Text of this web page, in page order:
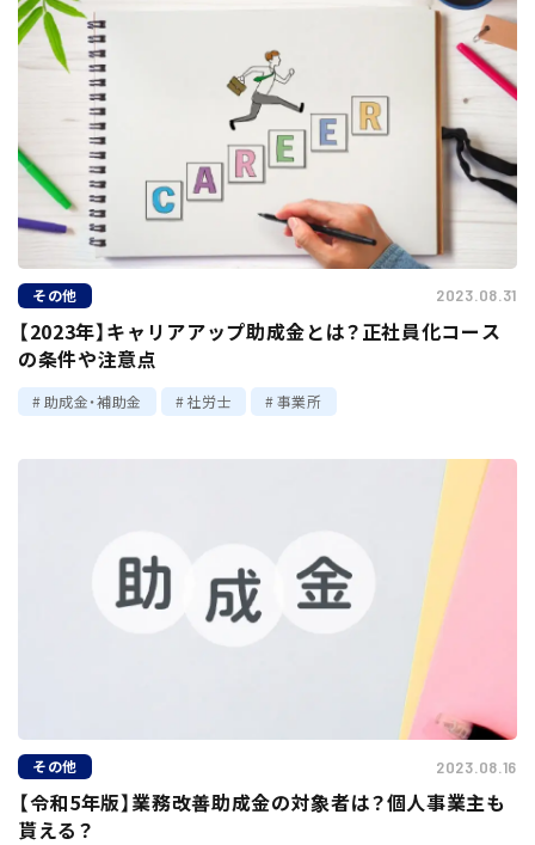
その他 2023.08.31
【2023年】キャリアアップ助成金とは？正社員化コース
の条件や注意点
助成金・補助金 社労士 事業所
その他 2023.08.16
【令和5年版】業務改善助成金の対象者は？個人事業主も
貰える？